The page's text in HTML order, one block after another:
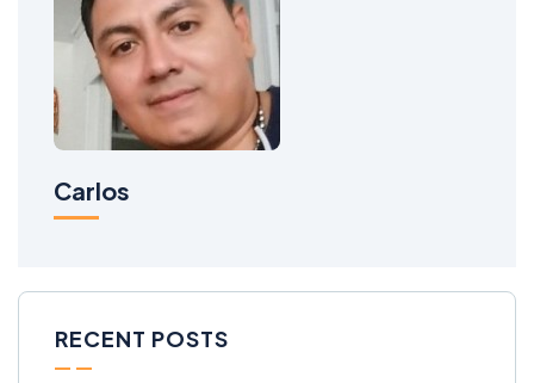
Carlos
RECENT POSTS